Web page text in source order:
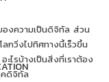
5 stars.
องความเป็นดิจิทัล ส่วน
ลกวิ่งไปทิศทางนี้เร็วขึ้น
ไรบ้างเป็นสิ่งที่เราต้อง
คดิจิทัล